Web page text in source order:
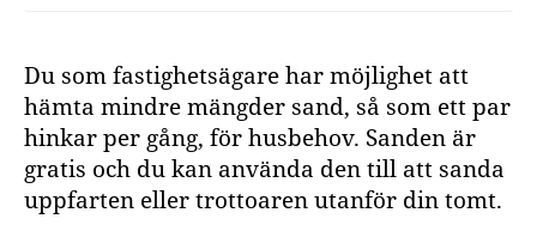
Du som fastighetsägare har möjlighet att
hämta mindre mängder sand, så som ett par
hinkar per gång, för husbehov. Sanden är
gratis och du kan använda den till att sanda
uppfarten eller trottoaren utanför din tomt.